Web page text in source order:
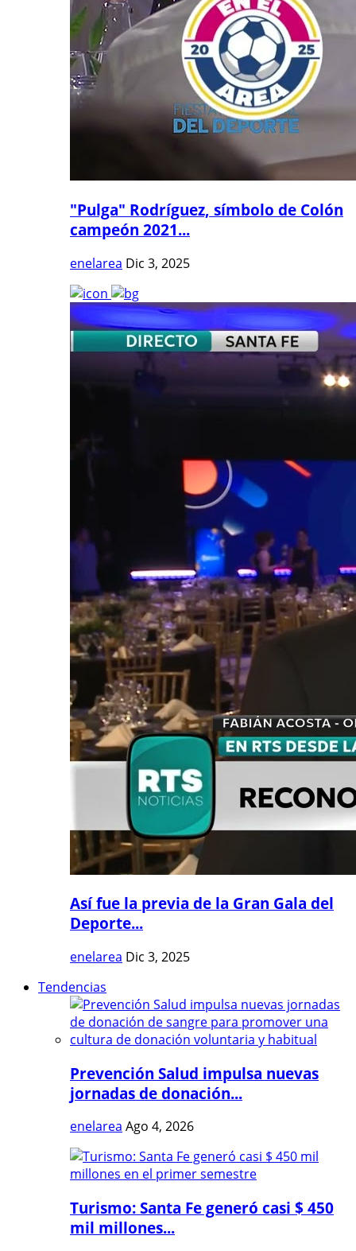
"Pulga" Rodríguez, símbolo de Colón
campeón 2021...
enelarea Dic 3, 2025
Así fue la previa de la Gran Gala del
Deporte...
enelarea Dic 3, 2025
Tendencias
Prevención Salud impulsa nuevas
jornadas de donación...
enelarea Ago 4, 2026
Turismo: Santa Fe generó casi $ 450
mil millones...